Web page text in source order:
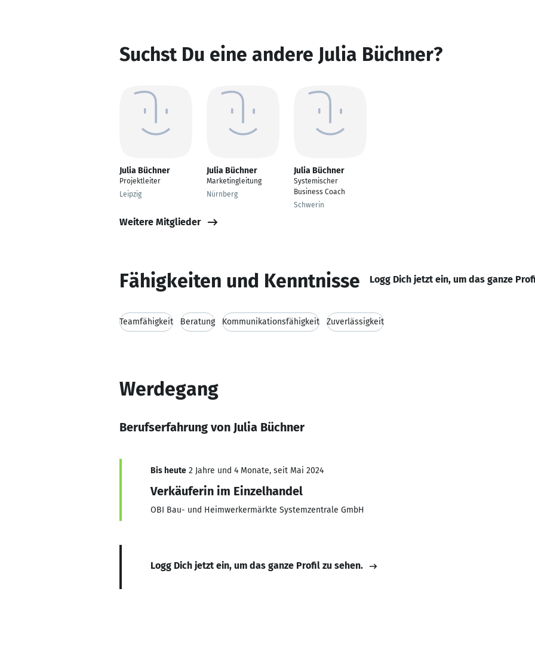
Suchst Du eine andere Julia Büchner?
Julia Büchner
Projektleiter
Leipzig
Julia Büchner
Marketingleitung
Nürnberg
Julia Büchner
Systemischer
Business Coach
Schwerin
Weitere Mitglieder
Fähigkeiten und Kenntnisse Logg Dich jetzt ein, um das ganze
Teamfähigkeit Beratung Kommunikationsfähigkeit Zuverlässigkeit
Werdegang
Berufserfahrung von Julia Büchner
Bis heute 2 Jahre und 4 Monate, seit Mai 2024
Verkäuferin im Einzelhandel
OBI Bau- und Heimwerkermärkte Systemzentrale GmbH
Logg Dich jetzt ein, um das ganze Profil zu sehen.